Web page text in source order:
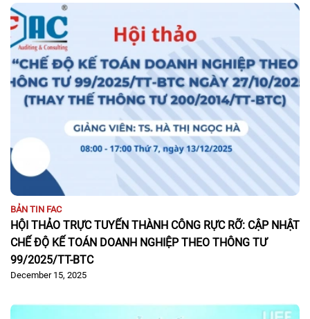
BẢN TIN FAC
HỘI THẢO TRỰC TUYẾN THÀNH CÔNG RỰC RỠ: CẬP NHẬT
CHẾ ĐỘ KẾ TOÁN DOANH NGHIỆP THEO THÔNG TƯ
99/2025/TT-BTC
December 15, 2025